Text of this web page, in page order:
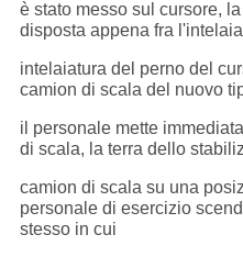
è stato messo sul cursore,
disposta appena fra
intelaiatura del perno del
camion di scala del nuovo
il personale mette
di scala, la terra dello
camion di scala su una
personale di esercizio
stesso in cui